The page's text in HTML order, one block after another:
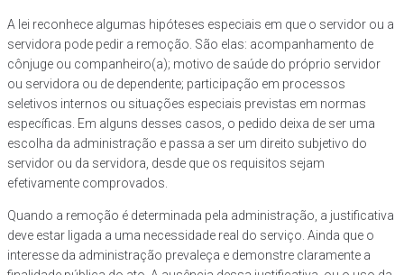
A lei reconhece algumas hipóteses especiais em que o servidor ou a
servidora pode pedir a remoção. São elas: acompanhamento de
cônjuge ou companheiro(a); motivo de saúde do próprio servidor
ou servidora ou de dependente; participação em processos
seletivos internos ou situações especiais previstas em normas
específicas. Em alguns desses casos, o pedido deixa de ser uma
escolha da administração e passa a ser um direito subjetivo do
servidor ou da servidora, desde que os requisitos sejam
efetivamente comprovados.
Quando a remoção é determinada pela administração, a justificativa
deve estar ligada a uma necessidade real do serviço. Ainda que o
interesse da administração prevaleça e demonstre claramente a